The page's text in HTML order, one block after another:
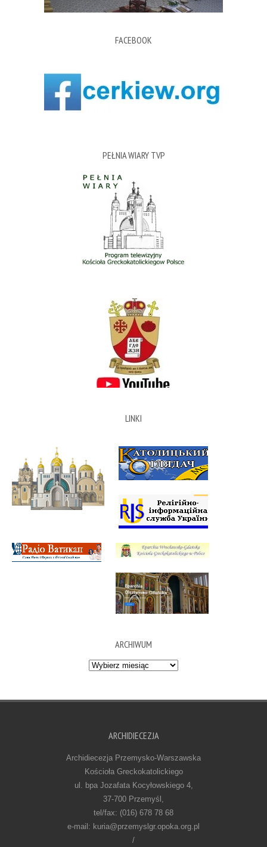
FACEBOOK
PEŁNIA WIARY TVP
LINKI
ARCHIWUM
Archiwum
ARCHIDIECEZJA
Archidiecezja Przemysko-Warszawska
Kościoła Greckokatolickiego
ul. bpa Jozafata Kocyłowskiego 4,
37-700 Przemyśl,
tel/fax: (016) 678 78 68
e-mail: kuria@przemyslgr.opoka.org.pl
/